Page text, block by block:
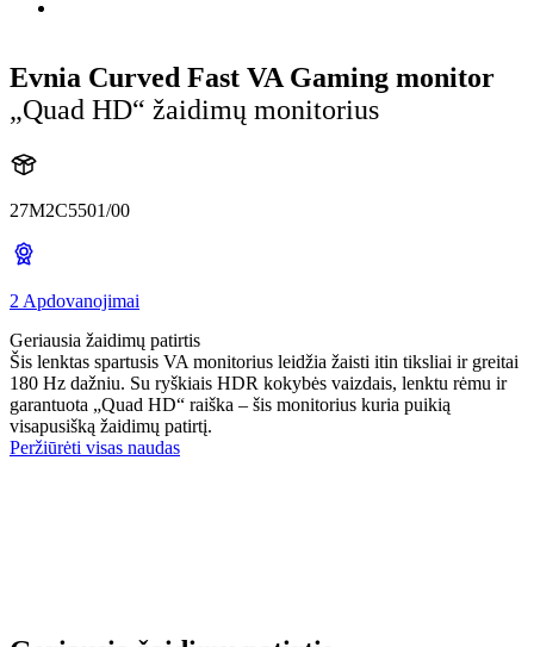
Evnia Curved Fast VA Gaming monitor
„Quad HD“ žaidimų monitorius
27M2C5501/00
2 Apdovanojimai
Geriausia žaidimų patirtis
Šis lenktas spartusis VA monitorius leidžia žaisti itin tiksliai ir greitai
180 Hz dažniu. Su ryškiais HDR kokybės vaizdais, lenktu rėmu ir
garantuota „Quad HD“ raiška – šis monitorius kuria puikią
visapusišką žaidimų patirtį.
Peržiūrėti visas naudas